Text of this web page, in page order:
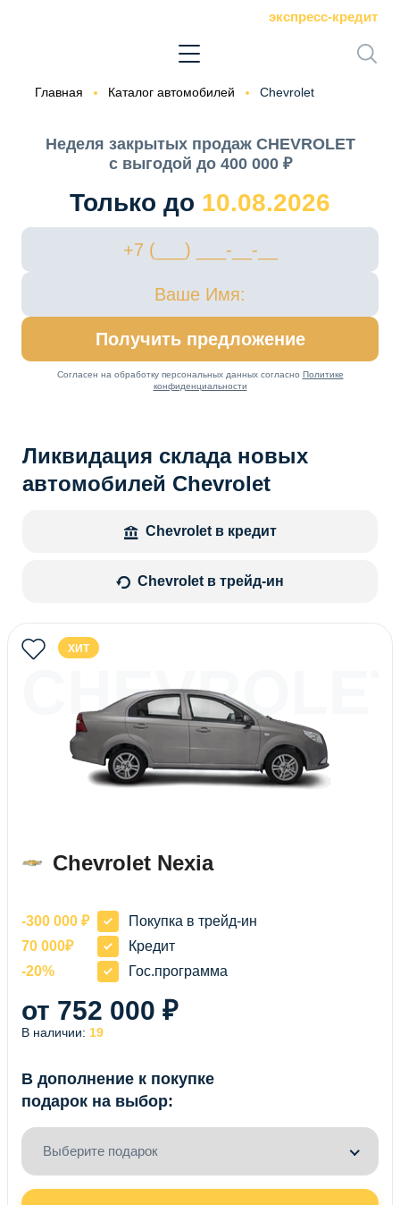
экспресс-кредит
Главная Каталог автомобилей Chevrolet
Неделя закрытых продаж CHEVROLET
с выгодой до 400 000 ₽
Только до 10.08.2026
Получить предложение
Согласен на обработку персональных данных согласно Политике
конфиденциальности
Ликвидация склада новых
автомобилей Chevrolet
Chevrolet в кредит
Chevrolet в трейд-ин
ХИТ
NEXIA
Chevrolet Nexia
-300 000 ₽
Покупка в трейд-ин
70 000₽
Кредит
-20%
Гос.программа
от 752 000 ₽
В наличии: 19
В дополнение к покупке
подарок на выбор:
Выберите подарок